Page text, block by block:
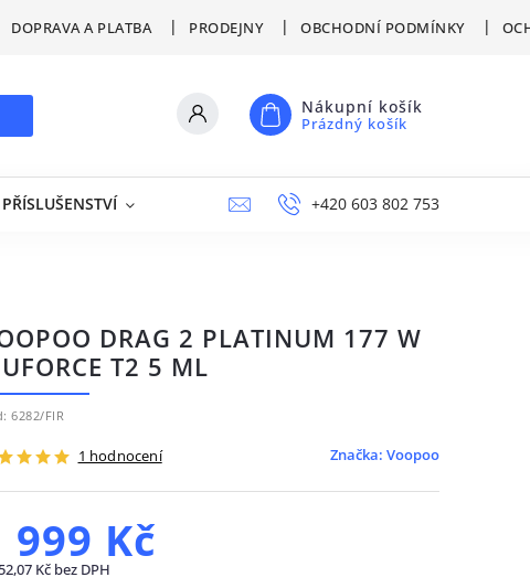
DOPRAVA A PLATBA PRODEJNY OBCHODNÍ PODMÍNKY
Nákupní košík
Prázdný košík
PŘÍSLUŠENSTVÍ VÝPRODEJ NAPIŠTE NÁM
+420 603 802 753
DRAG 2 PLATINUM 177 W
T2 5 ML
6282/FIR
1 hodnocení Značka: Voopoo
999 Kč
Kč bez DPH